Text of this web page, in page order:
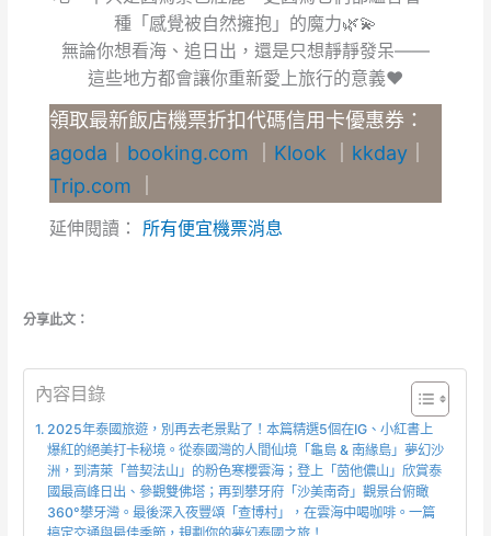
種「感覺被自然擁抱」的魔力🌿💫
無論你想看海、追日出，還是只想靜靜發呆——
這些地方都會讓你重新愛上旅行的意義❤️
領取最新飯店機票折扣代碼信用卡優惠券：
agoda
booking.com Klook kkday
Trip.com
延伸閱讀： 所有便宜機票消息
分享此文：
內容目錄
2025年泰國旅遊，別再去老景點了！本篇精選5個在IG、小紅書上
爆紅的絕美打卡秘境。從泰國灣的人間仙境「龜島 & 南緣島」夢幻沙
洲，到清萊「普契法山」的粉色寒櫻雲海；登上「茵他儂山」欣賞泰
國最高峰日出、參觀雙佛塔；再到攀牙府「沙美南奇」觀景台俯瞰
360°攀牙灣。最後深入夜豐頌「查博村」，在雲海中喝咖啡。一篇